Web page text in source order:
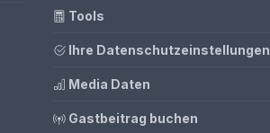
Tools
Ihre Datenschutzeinstellungen
Media Daten
Gastbeitrag buchen